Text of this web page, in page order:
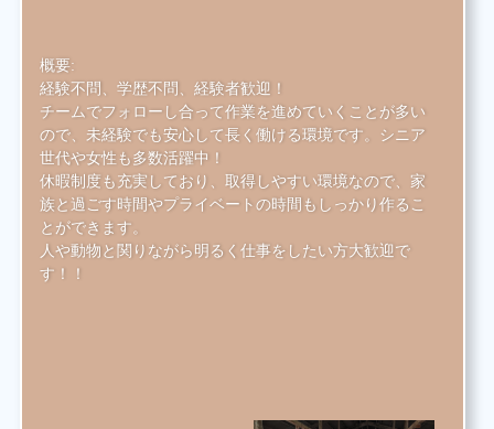
概要:
経験不問、学歴不問、経験者歓迎！
チームでフォローし合って作業を進めていくことが多い
ので、未経験でも安心して長く働ける環境です。シニア
世代や女性も多数活躍中！
休暇制度も充実しており、取得しやすい環境なので、家
族と過ごす時間やプライベートの時間もしっかり作るこ
とができます。
人や動物と関りながら明るく仕事をしたい方大歓迎で
す！！